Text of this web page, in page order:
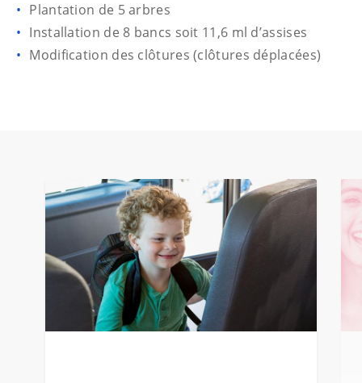
Plantation de 5 arbres
Installation de 8 bancs soit 11,6 ml d’assises
Modification des clôtures (clôtures déplacées)
Utilisez les boutons de navigation pour afficher les